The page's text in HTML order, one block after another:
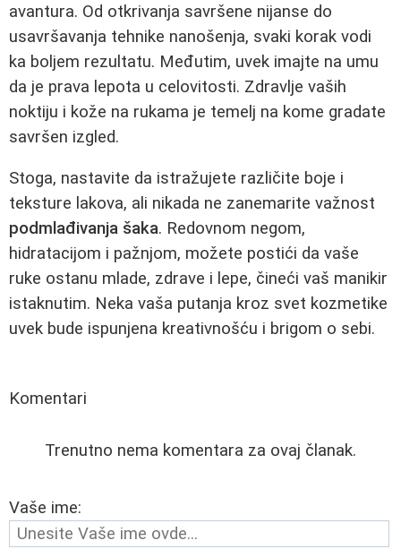
avantura. Od otkrivanja savršene nijanse do
usavršavanja tehnike nanošenja, svaki korak vodi
ka boljem rezultatu. Međutim, uvek imajte na umu
da je prava lepota u celovitosti. Zdravlje vaših
noktiju i kože na rukama je temelj na kome gradate
savršen izgled.
Stoga, nastavite da istražujete različite boje i
teksture lakova, ali nikada ne zanemarite važnost
podmlađivanja šaka. Redovnom negom,
hidratacijom i pažnjom, možete postići da vaše
ruke ostanu mlade, zdrave i lepe, čineći vaš manikir
istaknutim. Neka vaša putanja kroz svet kozmetike
uvek bude ispunjena kreativnošću i brigom o sebi.
Komentari
Trenutno nema komentara za ovaj članak.
Vaše ime: